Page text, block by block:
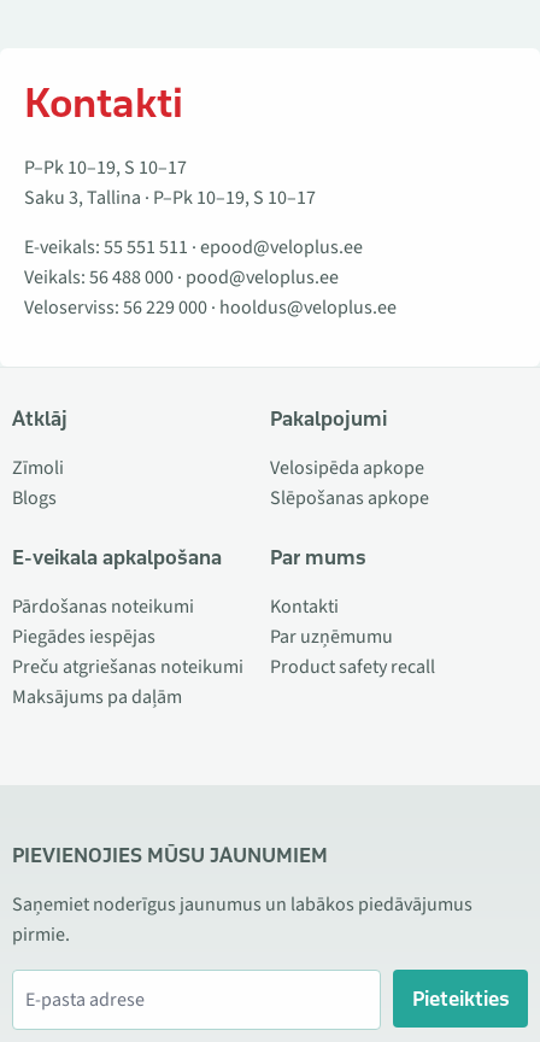
Kontakti
P–Pk 10–19, S 10–17
Saku 3, Tallina · P–Pk 10–19, S 10–17
E-veikals:55 551 511 ·epood@veloplus.ee
Veikals:56 488 000· pood@veloplus.ee
Veloserviss:56 229 000· hooldus@veloplus.ee
Atklāj
Zīmoli
Blogs
E-veikala apkalpošana
Pārdošanas noteikumi
Piegādes iespējas
Preču atgriešanas noteikumi
Maksājums pa daļām
Pakalpojumi
Velosipēda apkope
Slēpošanas apkope
Par mums
Kontakti
Par uzņēmumu
Product safety recall
PIEVIENOJIES MŪSU JAUNUMIEM
Saņemiet noderīgus jaunumus un labākos piedāvājumus
pirmie.
Pieteikties